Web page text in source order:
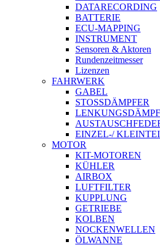
DATARECORDING
BATTERIE
ECU-MAPPING
INSTRUMENT
Sensoren & Aktoren
Rundenzeitmesser
Lizenzen
FAHRWERK
GABEL
STOSSDÄMPFER
EINZEL-/
MOTOR
KIT-MOTOREN
KÜHLER
AIRBOX
LUFTFILTER
KUPPLUNG
GETRIEBE
KOLBEN
NOCKENWELLEN
ÖLWANNE